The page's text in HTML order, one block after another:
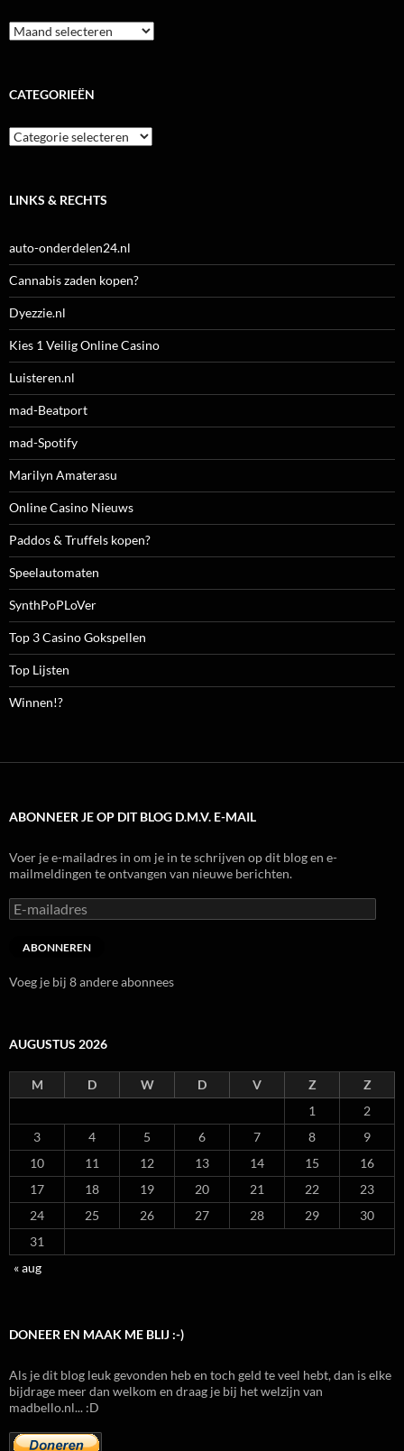
Archieven
CATEGORIEËN
Categorieën
LINKS & RECHTS
auto-onderdelen24.nl
Cannabis zaden kopen?
Dyezzie.nl
Kies 1 Veilig Online Casino
Luisteren.nl
mad-Beatport
mad-Spotify
Marilyn Amaterasu
Online Casino Nieuws
Paddos & Truffels kopen?
Speelautomaten
SynthPoPLoVer
Top 3 Casino Gokspellen
Top Lijsten
Winnen!?
ABONNEER JE OP DIT BLOG D.M.V. E-MAIL
Voer je e-mailadres in om je in te schrijven op dit blog en e-
mailmeldingen te ontvangen van nieuwe berichten.
E-
mailadres
ABONNEREN
Voeg je bij 8 andere abonnees
AUGUSTUS 2026
M D W D V Z
Z
1
2
3
4 5 6 7 8
9
10
11 12 13 14 15
16
17
18 19 20 21 22
23
24
25 26 27 28 29
30
31
« aug
DONEER EN MAAK ME BLIJ :-)
Als je dit blog leuk gevonden heb en toch geld te veel hebt, dan is elke
bijdrage meer dan welkom en draag je bij het welzijn van
madbello.nl... :D